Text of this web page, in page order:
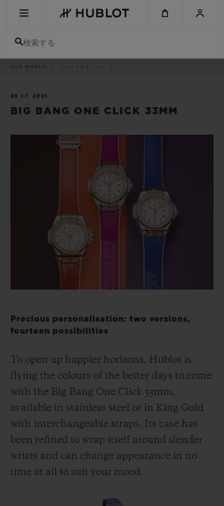
検索する
パ
ト
OUR WORLD ニュース＆イベント ..
25 1月 2021
BIG BANG ONE CLICK 33MM
Precious personalisation: two versions,
fourteen possibilities
To open up happier horizons, Hublot is
flying the colours of the better days to come
with the Big Bang One Click 33mm,
available in stainless steel or in King Gold
with interchangeable straps. Its case has
been refined to wrap itself around slender
wrists and can change appearance in no
time at all to suit your mood.
新作
ビッグ・バン
サマー マルチカラーセラ
ミック
ビッグ・バン
送料＆返品無料